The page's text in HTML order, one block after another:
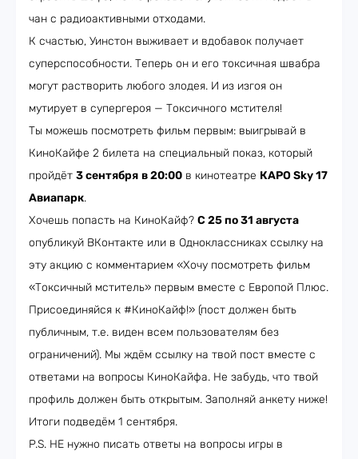
чан с радиоактивными отходами.
К счастью, Уинстон выживает и вдобавок получает
суперспособности. Теперь он и его токсичная швабра
могут растворить любого злодея. И из изгоя он
мутирует в супергероя — Токсичного мстителя!
Ты можешь посмотреть фильм первым: выигрывай в
КиноКайфе 2 билета на специальный показ, который
пройдёт 3 сентября в 20:00 в кинотеатре КАРО Sky 17
Авиапарк.
Хочешь попасть на КиноКайф? С 25 по 31 августа
опубликуй ВКонтакте или в Одноклассниках ссылку на
эту акцию с комментарием «Хочу посмотреть фильм
«Токсичный мститель» первым вместе с Европой Плюс.
Присоединяйся к #КиноКайф!» (пост должен быть
публичным, т.е. виден всем пользователям без
ограничений). Мы ждём ссылку на твой пост вместе с
ответами на вопросы КиноКайфа. Не забудь, что твой
профиль должен быть открытым. Заполняй анкету ниже!
Итоги подведём 1 сентября.
P.S. НЕ нужно писать ответы на вопросы игры в